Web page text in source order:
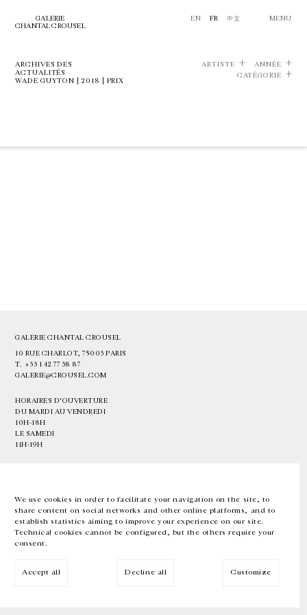
We use cookies in order to facilitate your navigation on the site, to
share content on social networks and other online platforms, and to
establish statistics aiming to improve your experience on our site.
Technical cookies cannot be configured, but the others require your
consent.
Accept all Decline all Customize
GALERIE
CHANTAL CROUSEL
EN FR 中文 MENU
ARCHIVES DES
ACTUALITÉS
WADE GUYTON | 2018 | PRIX
ARTISTE
ANNÉE
CATÉGORIE
GALERIE CHANTAL CROUSEL
10 RUE CHARLOT, 75003 PARIS
T. +33 1 42 77 38 87
GALERIE@CROUSEL.COM
HORAIRES D'OUVERTURE
DU MARDI AU VENDREDI
10H-18H
LE SAMEDI
11H-19H
EN FR 中文 Facebook Instagram
Inscrivez-vous à notre newsletter